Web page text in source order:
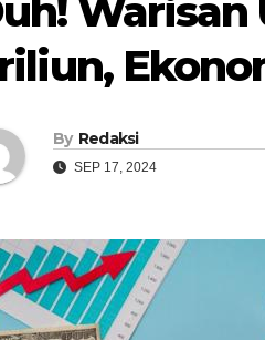
Warisan
By Redaksi
SEP 17, 2024